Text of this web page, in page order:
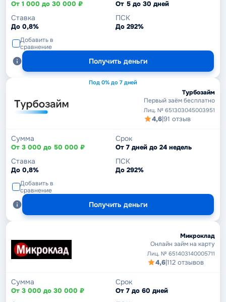
От 1 000 до 30 000 ₽ От 5 до 30 дней
Ставка
До 0,8%
ПСК
До 292%
Добавить в
сравнение
Получить деньги
Под 0% до 7 дней
Турбозайм
Первый заём бесплатно
Лиц. № 651303045003951
4,6|91 отзыв
Сумма
От 3 000 до 50 000 ₽
Срок
От 7 дней до 24 недель
Ставка
До 0,8%
ПСК
До 292%
Добавить в
сравнение
Получить деньги
Микроклад
Онлайн займ на карту
Лиц. № 651403140005711
4,6|112 отзывов
Сумма
От 3 000 до 30 000 ₽
Срок
От 7 до 60 дней